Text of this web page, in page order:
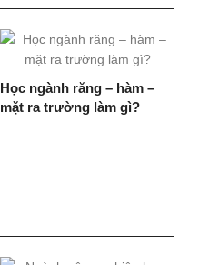
Học ngành răng – hàm –
mặt ra trường làm gì?